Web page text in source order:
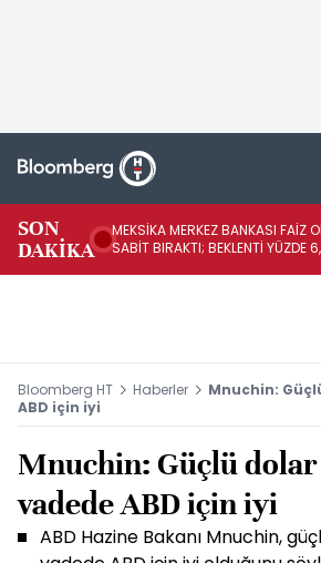
SON
DAKİKA
MEKSİKA MERKEZ BANKASI FAİZ
SABİT BIRAKTI; BEKLENTİ YÜZDE
Bloomberg HT Haberler
Mnuchin:
ABD için iyi
Mnuchin: Güçlü
vadede ABD için iyi
ABD Hazine Bakanı Mnuchin,